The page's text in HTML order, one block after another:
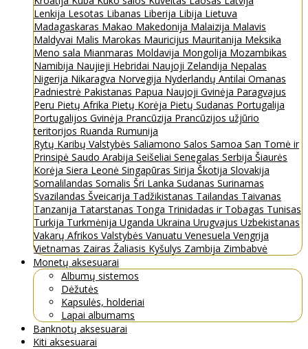
Lenkija Lesotas Libanas Liberija Libija Lietuva
Madagaskaras Makao Makedonija Malaizija Malavis
Maldyvai Malis Marokas Mauricijus Mauritanija Meksika
Meno sala Mianmaras Moldavija Mongolija Mozambikas
Namibija Naujieji Hebridai Naujoji Zelandija Nepalas
Nigerija Nikaragva Norvegija Nyderlandų Antilai Omanas
Padniestrė Pakistanas Papua Naujoji Gvinėja Paragvajus
Peru Pietų Afrika Pietų Korėja Pietų Sudanas Portugalija
Portugalijos Gvinėja Prancūzija Prancūzijos užjūrio
teritorijos Ruanda Rumunija
Rytų Karibų Valstybės Saliamono Salos Samoa San Tomė ir
Prinsipė Saudo Arabija Seišeliai Senegalas Serbija Šiaurės
Korėja Siera Leonė Singapūras Sirija Škotija Slovakija
Somalilandas Somalis Šri Lanka Sudanas Surinamas
Svazilandas Šveicarija Tadžikistanas Tailandas Taivanas
Tanzanija Tatarstanas Tonga Trinidadas ir Tobagas Tunisas
Turkija Turkmėnija Uganda Ukraina Urugvajus Uzbekistanas
Vakarų Afrikos Valstybės Vanuatu Venesuela Vengrija
Vietnamas Zairas Žaliasis Kyšulys Zambija Zimbabvė
Monetų aksesuarai
Albumų sistemos
Dėžutės
Kapsulės, holderiai
Lapai albumams
Banknotų aksesuarai
Kiti aksesuarai